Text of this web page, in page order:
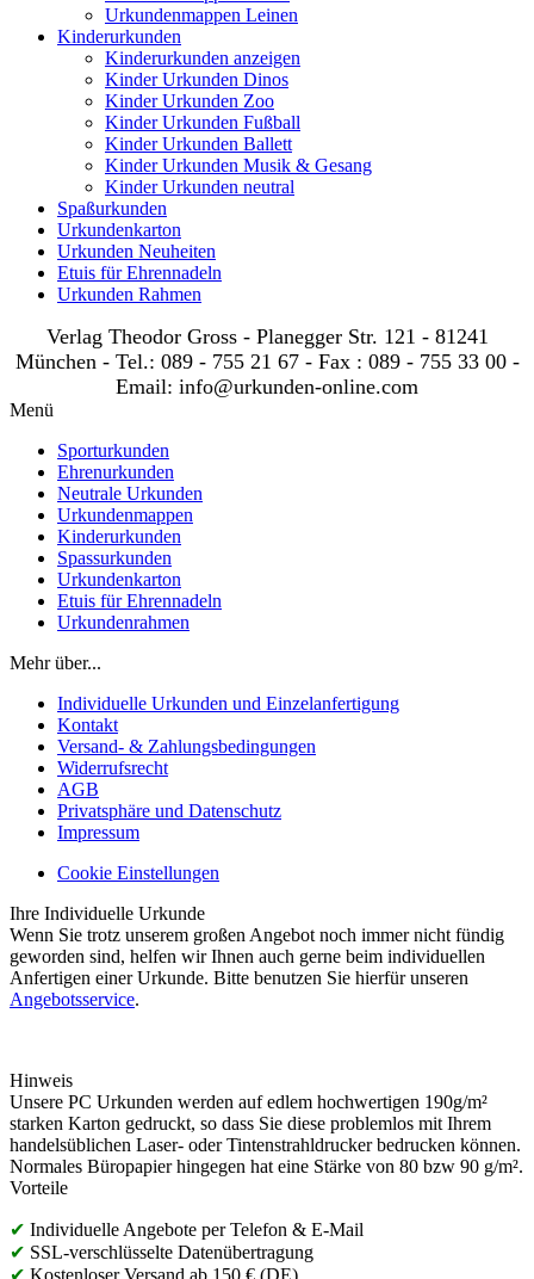
Urkundenmappen Leinen
Kinderurkunden
Kinderurkunden anzeigen
Kinder Urkunden Dinos
Kinder Urkunden Zoo
Kinder Urkunden Fußball
Kinder Urkunden Ballett
Kinder Urkunden Musik & Gesang
Kinder Urkunden neutral
Spaßurkunden
Urkundenkarton
Urkunden Neuheiten
Etuis für Ehrennadeln
Urkunden Rahmen
Verlag Theodor Gross - Planegger Str. 121 - 81241
München - Tel.: 089 - 755 21 67 - Fax : 089 - 755 33 00 -
Email: info@urkunden-online.com
Menü
Sporturkunden
Ehrenurkunden
Neutrale Urkunden
Urkundenmappen
Kinderurkunden
Spassurkunden
Urkundenkarton
Etuis für Ehrennadeln
Urkundenrahmen
Mehr über...
Individuelle Urkunden und Einzelanfertigung
Kontakt
Versand- & Zahlungsbedingungen
Widerrufsrecht
AGB
Privatsphäre und Datenschutz
Impressum
Cookie Einstellungen
Ihre Individuelle Urkunde
Wenn Sie trotz unserem großen Angebot noch immer nicht fündig
geworden sind, helfen wir Ihnen auch gerne beim individuellen
Anfertigen einer Urkunde. Bitte benutzen Sie hierfür unseren
Angebotsservice.
Hinweis
Unsere PC Urkunden werden auf edlem hochwertigen 190g/m²
starken Karton gedruckt, so dass Sie diese problemlos mit Ihrem
handelsüblichen Laser- oder Tintenstrahldrucker bedrucken können.
Normales Büropapier hingegen hat eine Stärke von 80 bzw 90 g/m².
Vorteile
✔ Individuelle Angebote per Telefon & E-Mail
✔ SSL-verschlüsselte Datenübertragung
✔ Kostenloser Versand ab 150 € (DE)